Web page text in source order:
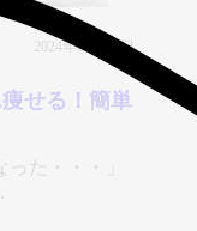
2024年05月28日
せる！簡単
った・・・」